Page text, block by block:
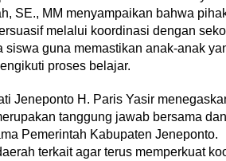
SE., MM menyampaikan bahwa
melalui koordinasi dengan
siswa guna memastikan anak-anak
proses belajar.
Jeneponto H. Paris Yasir
tanggung jawab bersama dan
Pemerintah Kabupaten Jeneponto.
terkait agar terus memperkuat